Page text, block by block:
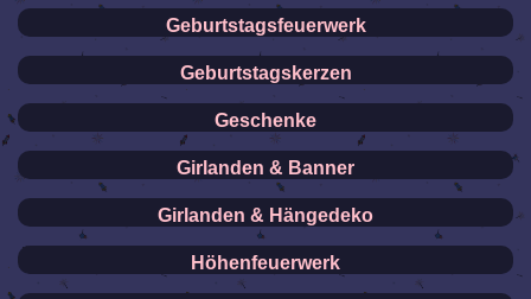
Geburtstagsfeuerwerk
Geburtstagskerzen
Geschenke
Girlanden & Banner
Girlanden & Hängedeko
Höhenfeuerwerk